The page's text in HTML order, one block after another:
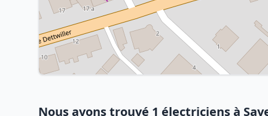
Nous avons trouvé 1 électriciens à